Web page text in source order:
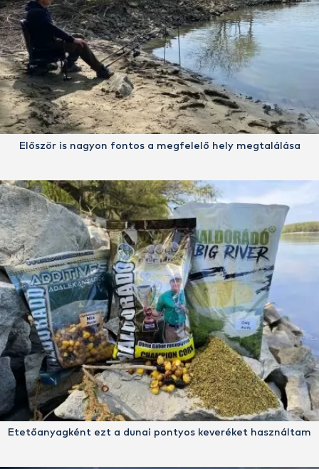
Először is nagyon fontos a megfelelő hely megtalálása
Etetőanyagként ezt a dunai pontyos keveréket használtam